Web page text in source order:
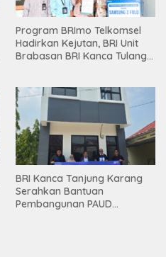
Program BRImo Telkomsel
Hadirkan Kejutan, BRI Unit
Brabasan BRI Kanca Tulang
Mesuji
BRI Kanca Tanjung Karang
Serahkan Bantuan
Pembangunan PAUD